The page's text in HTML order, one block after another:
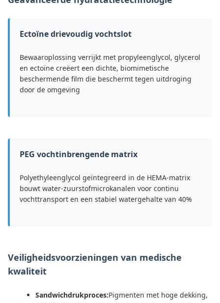
Ectoïne drievoudig vochtslot
Bewaaroplossing verrijkt met propyleenglycol, glycerol
en ectoïne creëert een dichte, biomimetische
beschermende film die beschermt tegen uitdroging
door de omgeving
PEG vochtinbrengende matrix
Polyethyleenglycol geïntegreerd in de HEMA-matrix
bouwt water-zuurstofmicrokanalen voor continu
vochttransport en een stabiel watergehalte van 40%
Veiligheidsvoorzieningen van medische
kwaliteit
Sandwichdrukproces:Pigmenten met hoge dekking,